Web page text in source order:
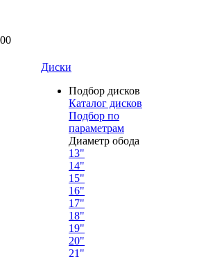
Диски
Подбор дисков
Каталог дисков
Подбор по
параметрам
Диаметр обода
13"
14"
15"
16"
17"
18"
19"
20"
21"